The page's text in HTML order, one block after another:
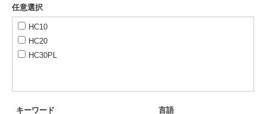
任意選択
HC10
HC20
HC30PL
キーワード
言語